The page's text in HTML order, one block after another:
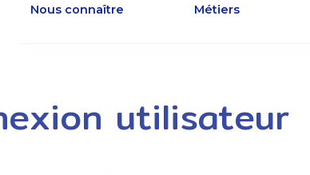
Nous connaître Métiers
utilisateur